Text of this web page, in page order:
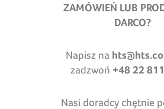
ZAMÓWIEŃ LUB
DARCO?
Napisz na
zadzwoń +48 22
Nasi doradcy chętnie